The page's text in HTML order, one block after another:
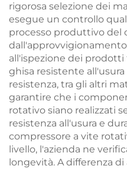
rigorosa selezione dei
esegue un controllo
processo produttivo del
all'ispezione dei prodotti
ghisa resistente
resistenza, tra gli altri
garantire che i
rotativo siano realizzati
resistenza all'usura e
compressore a vite
livello, l'azienda ne
longevità. A differenza